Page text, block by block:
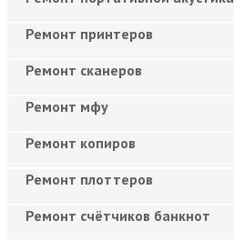
Ремонт принтеров
Ремонт сканеров
Ремонт мфу
Ремонт копиров
Ремонт плоттеров
Ремонт счётчиков банкнот